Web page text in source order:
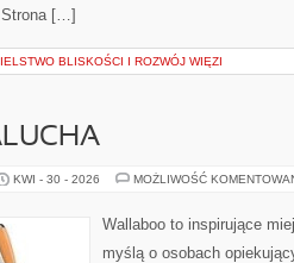
[…]
BLISKOŚCI I ROZWÓJ WIĘZI
KWI - 30 - 2026 MOŻLIWOŚĆ
Wallaboo to inspirujące
myślą o osobach